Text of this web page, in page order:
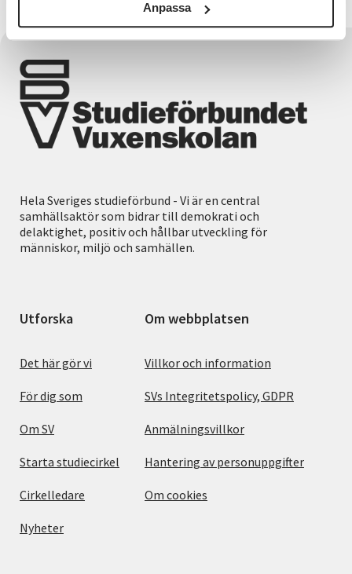
Anpassa
Hela Sveriges studieförbund - Vi är en central
samhällsaktör som bidrar till demokrati och
delaktighet, positiv och hållbar utveckling för
människor, miljö och samhällen.
Utforska
Det här gör vi
För dig som
Om SV
Starta studiecirkel
Cirkelledare
Nyheter
Om webbplatsen
Villkor och information
SVs Integritetspolicy, GDPR
Anmälningsvillkor
Hantering av personuppgifter
Om cookies